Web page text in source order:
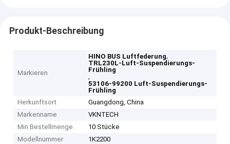
Produkt-Beschreibung
Markieren
HINO BUS Luftfederung,
TRL230L-Luft-Suspendierungs-
Frühling
,
53106-99200 Luft-Suspendierungs-
Frühling
Herkunftsort
Guangdong, China
Markenname
VKNTECH
Min Bestellmenge
10 Stücke
Modellnummer
1K2200